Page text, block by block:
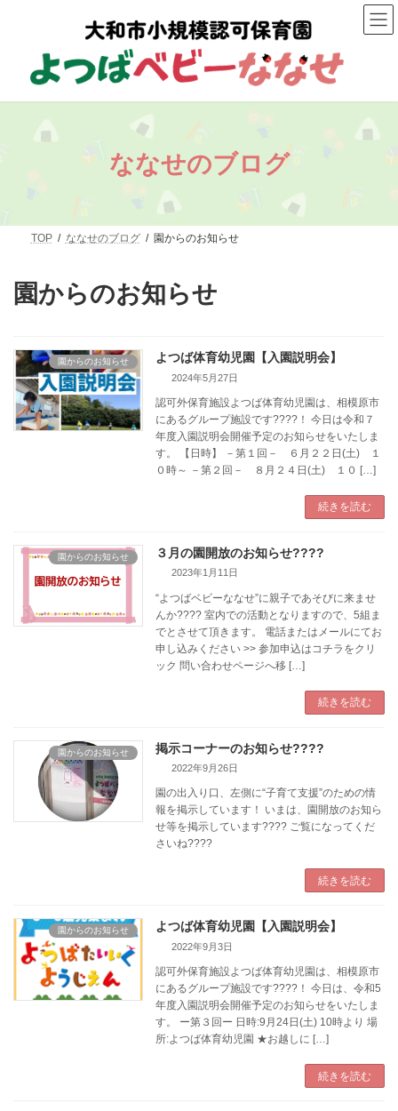
ス
ン
ななせのブログ
TOP ななせのブログ 園からのお知らせ
園からのお知らせ
園からのお知らせ よつば体育幼児園【入園説明会】
2024年5月27日
認可外保育施設よつば体育幼児園は、相模原市
にあるグループ施設です????！ 今日は令和７
年度入園説明会開催予定のお知らせをいたしま
す。 【日時】 －第１回－ ６月２２日(土) １
０時～ －第２回－ ８月２４日(土) １０ […]
続きを読む
園からのお知らせ ３月の園開放のお知らせ????
2023年1月11日
“よつばベビーななせ”に親子であそびに来ませ
んか???? 室内での活動となりますので、5組ま
でとさせて頂きます。 電話またはメールにてお
申し込みください >> 参加申込はコチラをクリ
ック 問い合わせページへ移 […]
続きを読む
園からのお知らせ 掲示コーナーのお知らせ????
2022年9月26日
園の出入り口、左側に“子育て支援”のための情
報を掲示しています！ いまは、園開放のお知ら
せ等を掲示しています???? ご覧になってくだ
さいね????
続きを読む
園からのお知らせ よつば体育幼児園【入園説明会】
2022年9月3日
認可外保育施設よつば体育幼児園は、相模原市
にあるグループ施設です????！ 今日は、令和5
年度入園説明会開催予定のお知らせをいたしま
す。 ー第３回ー 日時:9月24日(土) 10時より 場
所:よつば体育幼児園 ★お越しに […]
続きを読む